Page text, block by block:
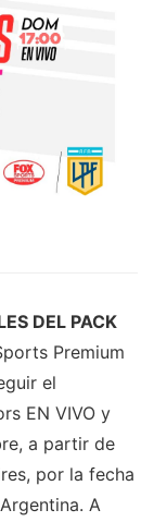
DEL PACK
Premium
el
EN VIVO y
a partir de
por la fecha
A